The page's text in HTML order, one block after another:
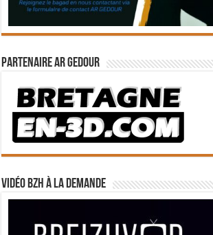
Partenaire Ar Gedour
Vidéo BZH à la demande